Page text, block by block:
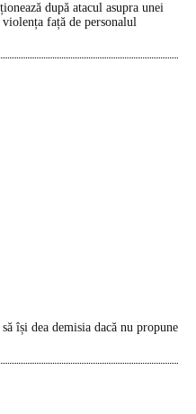
după atacul asupra unei
față de personalul
își dea demisia dacă nu propune